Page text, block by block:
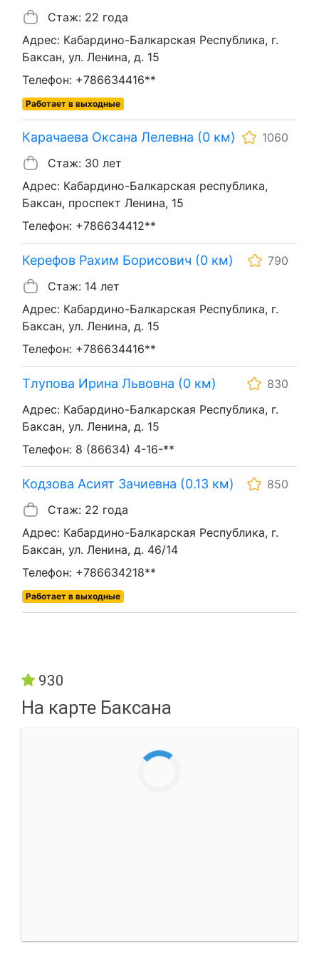
Стаж: 22 года
Адрес: Кабардино-Балкарская Республика, г.
Баксан, ул. Ленина, д. 15
Телефон: +786634416**
Работает в выходные
Карачаева Оксана Лелевна (0 км)
1060
Стаж: 30 лет
Адрес: Кабардино-Балкарская республика,
Баксан, проспект Ленина, 15
Телефон: +786634412**
Керефов Рахим Борисович (0 км)
790
Стаж: 14 лет
Адрес: Кабардино-Балкарская Республика, г.
Баксан, ул. Ленина, д. 15
Телефон: +786634416**
Тлупова Ирина Львовна (0 км)
830
Адрес: Кабардино-Балкарская Республика, г.
Баксан, ул. Ленина, д. 15
Телефон: 8 (86634) 4-16-**
Кодзова Асият Зачиевна (0.13 км)
850
Стаж: 22 года
Адрес: Кабардино-Балкарская Республика, г.
Баксан, ул. Ленина, д. 46/14
Телефон: +786634218**
Работает в выходные
930
На карте Баксана